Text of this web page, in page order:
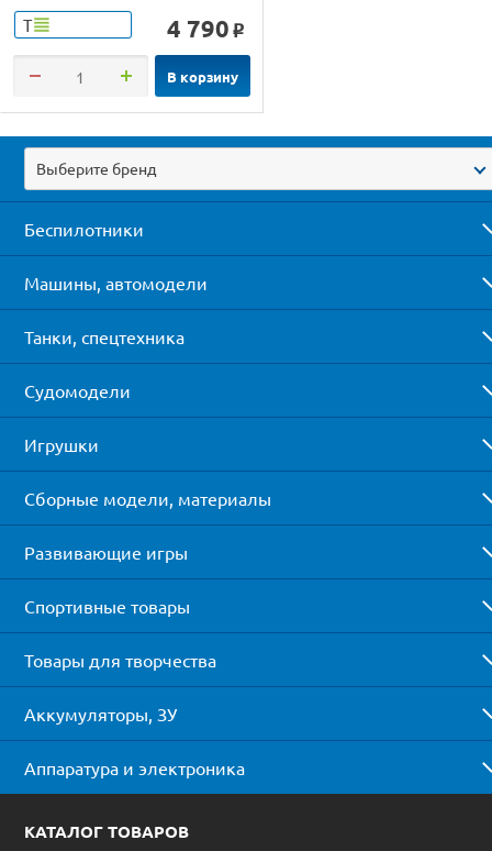
Т 4 790 o
В корзину
Выберите бренд
Беспилотники
Машины, автомодели
Танки, спецтехника
Судомодели
Игрушки
Сборные модели, материалы
Развивающие игры
Спортивные товары
Товары для творчества
Аккумуляторы, ЗУ
Аппаратура и электроника
КАТАЛОГ ТОВАРОВ